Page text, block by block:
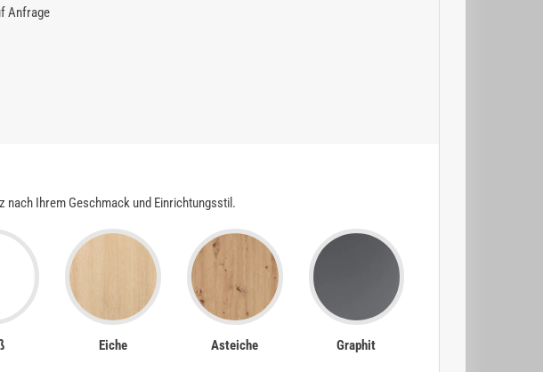
Anfrage
Ihrem Geschmack und Einrichtungsstil.
Eiche Asteiche Graphit